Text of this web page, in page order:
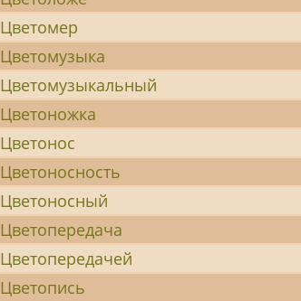
Цветомер
Цветомузыка
Цветомузыкальный
Цветоножка
Цветонос
Цветоносность
Цветоносный
Цветопередача
Цветопередачей
Цветопись